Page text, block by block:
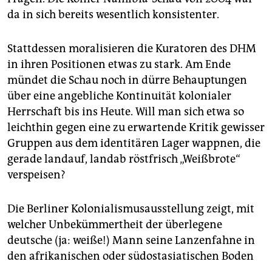
da in sich bereits wesentlich konsistenter.
Stattdessen moralisieren die Kuratoren des DHM
in ihren Positionen etwas zu stark. Am Ende
mündet die Schau noch in dürre Behauptungen
über eine angebliche Kontinuität kolonialer
Herrschaft bis ins Heute. Will man sich etwa so
leichthin gegen eine zu erwartende Kritik gewisser
Gruppen aus dem identitären Lager wappnen, die
gerade landauf, landab röstfrisch „Weißbrote“
verspeisen?
Die Berliner Kolonialismusausstellung zeigt, mit
welcher Unbekümmertheit der überlegene
deutsche (ja: weiße!) Mann seine Lanzenfahne in
den afrikanischen oder südostasiatischen Boden